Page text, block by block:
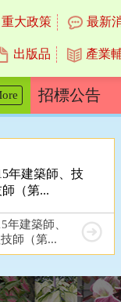
重大政策 最新
出版品 產業
年建築師、技
（第...
年建築師、
師（第...
招標公告